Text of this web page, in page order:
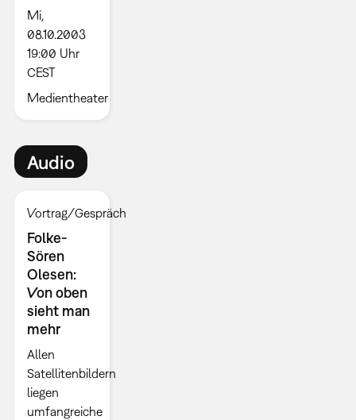
Mi,
08.10.2003
19:00 Uhr
CEST
Medientheater
Audio
Vortrag/Gespräch
Folke-
Sören
Olesen:
Von oben
sieht man
mehr
Allen
Satellitenbildern
liegen
umfangreiche